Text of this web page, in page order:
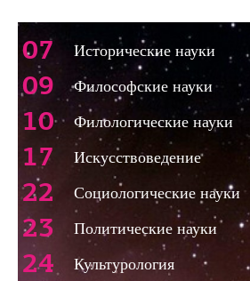
07 Исторические науки
09 Философские науки
10 Филологические науки
17 Искусствоведение
22 Социологические науки
23 Политические науки
24 Культурология